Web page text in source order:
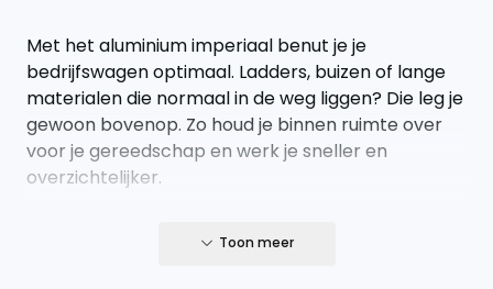
Met het aluminium imperiaal benut je je
bedrijfswagen optimaal. Ladders, buizen of lange
materialen die normaal in de weg liggen? Die leg je
gewoon bovenop. Zo houd je binnen ruimte over
voor je gereedschap en werk je sneller en
overzichtelijker.
Geen gedoe, gewoon een sterke oplossing die
Toon meer